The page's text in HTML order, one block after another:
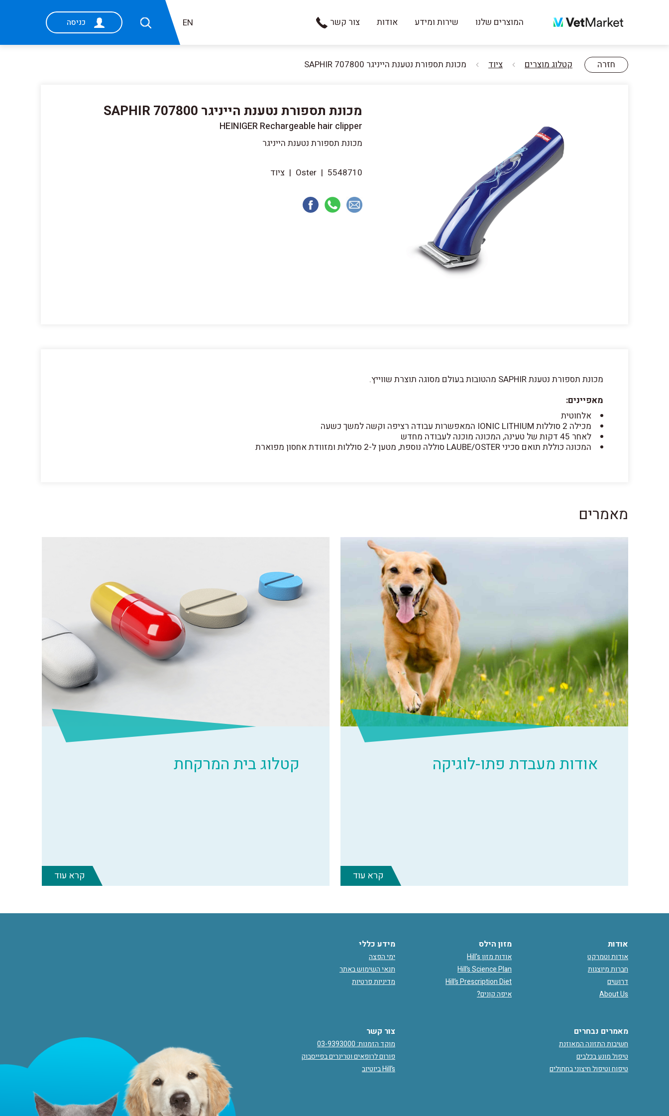
המוצרים שלנו שירות ומידע אודות צור קשר EN כניסה
חזרה קטלוג מוצרים ציוד מכונת תספורת נטענת הייניגר SAPHIR 707800
מכונת תספורת נטענת הייניגר SAPHIR 707800
HEINIGER Rechargeable hair clipper
מכונת תספורת נטענת הייניגר
5548710
|
Oster
| ציוד
מכונת תספורת נטענת SAPHIR מהטובות בעולם מסוגה תוצרת שווייץ.
מאפיינים:
אלחוטית
מכילה 2 סוללות IONIC LITHIUM המאפשרות עבודה רציפה וקשה למשך כשעה
לאחר 45 דקות של טעינה, המכונה מוכנה לעבודה מחדש
המכונה כוללת תואם סכיני LAUBE/OSTER סוללה נוספת, מטען ל-2 סוללות ומזוודת אחסון מפוארת
מאמרים
אודות מעבדת פתו-לוגיקה
קרא עוד
קטלוג בית המרקחת
קרא עוד
אודות
אודות וטמרקט
חברות מיוצגות
דרושים
About Us
מזון הילס
אודות מזון Hill's
Hill’s Science Plan
Hill’s Prescription Diet
איפה קונים?
מידע כללי
ימי הפצה
תנאי השימוש באתר
מדיניות פרטיות
מאמרים נבחרים
חשיבות התזונה המאוזנת
טיפול מונע בכלבים
טיפוח וטיפול חיצוני בחתולים
צור קשר
מוקד הזמנות: 03-9393000
פורום לרופאים וטרינרים בפייסבוק
Hill’s ביוטיוב